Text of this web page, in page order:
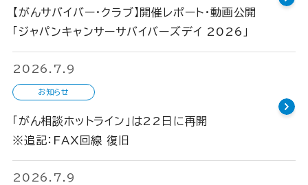
【がんサバイバー・クラブ】開催レポート・動画公開
「ジャパンキャンサーサバイバーズデイ 2026」
2026.7.9
お知らせ
「がん相談ホットライン」は22日に再開
※追記：FAX回線 復旧
2026.7.9